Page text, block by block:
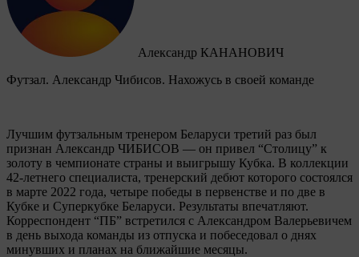
Александр КАНАНОВИЧ
Футзал. Александр Чибисов. Нахожусь в своей команде
Лучшим футзальным тренером Беларуси третий раз был
признан Александр ЧИБИСОВ — он привел “Столицу” к
золоту в чемпионате страны и выигрышу Кубка. В коллекции
42-летнего специалиста, тренерский дебют которого состоялся
в марте 2022 года, четыре победы в первенстве и по две в
Кубке и Суперкубке Беларуси. Результаты впечатляют.
Корреспондент “ПБ” встретился с Александром Валерьевичем
в день выхода команды из отпуска и побеседовал о днях
минувших и планах на ближайшие месяцы.